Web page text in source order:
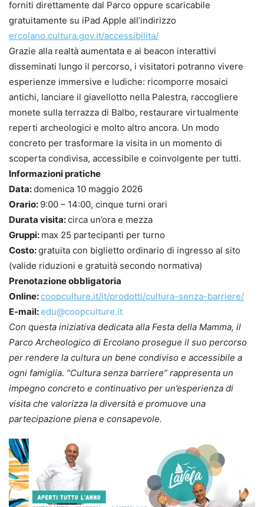
forniti direttamente dal Parco oppure scaricabile
gratuitamente su iPad Apple all’indirizzo
ercolano.cultura.gov.it/accessibilita/
Grazie alla realtà aumentata e ai beacon interattivi
disseminati lungo il percorso, i visitatori potranno vivere
esperienze immersive e ludiche: ricomporre mosaici
antichi, lanciare il giavellotto nella Palestra, raccogliere
monete sulla terrazza di Balbo, restaurare virtualmente
reperti archeologici e molto altro ancora. Un modo
concreto per trasformare la visita in un momento di
scoperta condivisa, accessibile e coinvolgente per tutti.
Informazioni pratiche
Data:domenica 10 maggio 2026
Orario: 9:00 – 14:00, cinque turni orari
Durata visita:circa un’ora e mezza
Gruppi: max 25 partecipanti per turno
Costo:gratuita con biglietto ordinario di ingresso al sito
(valide riduzioni e gratuità secondo normativa)
Prenotazione obbligatoria
Online:coopculture.it/it/prodotti/cultura-senza-barriere/
E-mail:edu@coopculture.it
Con questa iniziativa dedicata alla Festa della Mamma, il
Parco Archeologico di Ercolano prosegue il suo percorso
per rendere la cultura un bene condiviso e accessibile a
ogni famiglia. “Cultura senza barriere” rappresenta un
impegno concreto e continuativo per un’esperienza di
visita che valorizza la diversità e promuove una
partecipazione piena e consapevole.